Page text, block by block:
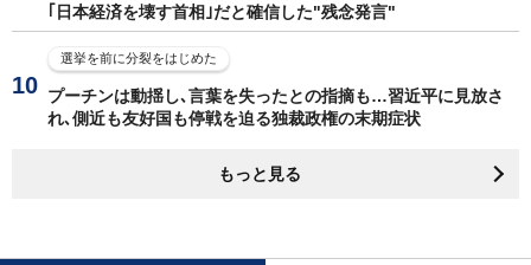
｢日本経済を壊す首相｣だと確信した"残念発言"
選挙を前に分裂をはじめた
プーチンは動揺し､言葉を失ったとの指摘も…習近平に見放さ
れ､側近も友好国も停戦を迫る独裁政権の末期症状
もっと見る